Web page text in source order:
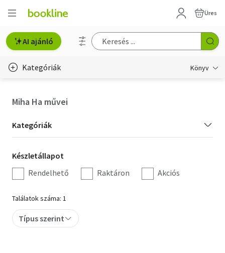
Üres
AI ajánló
Kategóriák Könyv
Hobbi, szabadidő
Irodalom
Művészet
Szakkönyv
Miha Ha művei
Kategória
szűrés
Kategóriák
Készletállapot
szűrés
Készletállapot
Rendelhető
Raktáron Akciós
Találatok száma: 1
Típus szerint